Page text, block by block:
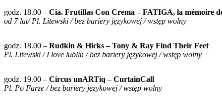
godz. 18.00 – Cia. Frutillas Con Crema – FATIGA, la mémoire
od 7 lat/ Pl. Litewski / bez bariery językowej / wstęp wolny
godz. 18.00 – Rudkin & Hicks – Tony & Ray Find Their Feet
Pl. Litewski / I love lublin / bez bariery językowej / wstęp wolny
godz. 19.00 – Circus unARTiq – CurtainCall
Pl. Po Farze / bez bariery językowej / wstęp wolny